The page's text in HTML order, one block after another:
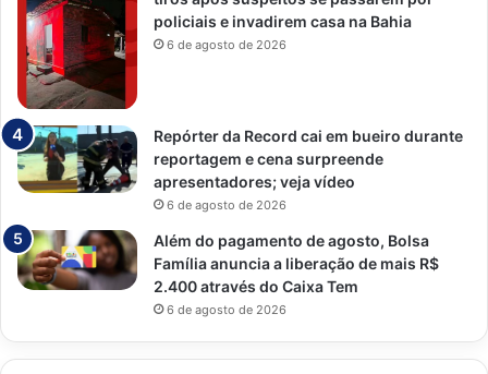
policiais e invadirem casa na Bahia
6 de agosto de 2026
Repórter da Record cai em bueiro durante
reportagem e cena surpreende
apresentadores; veja vídeo
6 de agosto de 2026
Além do pagamento de agosto, Bolsa
Família anuncia a liberação de mais R$
2.400 através do Caixa Tem
6 de agosto de 2026